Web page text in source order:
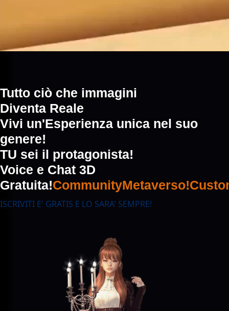
Tutto ciò che immagini
Diventa Reale
Vivi un'Esperienza unica nel suo
genere!
TU sei il protagonista!
Voice e Chat 3D
Gratuita!CommunityMetaverso!
ISCRIVITI E' GRATIS E LO SARA' SEMPRE!